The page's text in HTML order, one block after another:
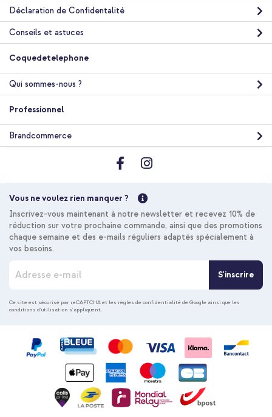
Déclaration de Confidentalité
Conseils et astuces
Coquedetelephone
Qui sommes-nous ?
Professionnel
Brandcommerce
Vous ne voulez rien manquer ?
Inscrivez-vous maintenant à notre newsletter et recevez 10% de
réduction sur votre prochaine commande, ainsi que des promotions
chaque semaine et des e-mails réguliers adaptés spécialement à
vos besoins.
c
r
S'inscrire
Ce site est sécurisé par reCAPTCHA et les règles de confidentialité de Google ainsi que les
conditions d'utilisation s'appliquent.